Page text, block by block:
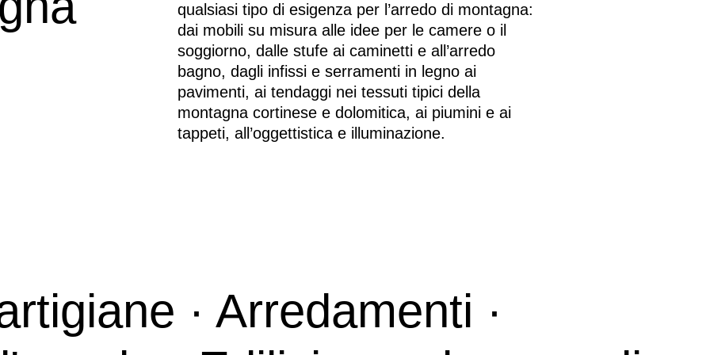
qualsiasi tipo di esigenza per l’arredo di montagna:
dai mobili su misura alle idee per le camere o il
soggiorno, dalle stufe ai caminetti e all’arredo
bagno, dagli infissi e serramenti in legno ai
pavimenti, ai tendaggi nei tessuti tipici della
montagna cortinese e dolomitica, ai piumini e ai
tappeti, all’oggettistica e illuminazione.
· Arredamenti ·